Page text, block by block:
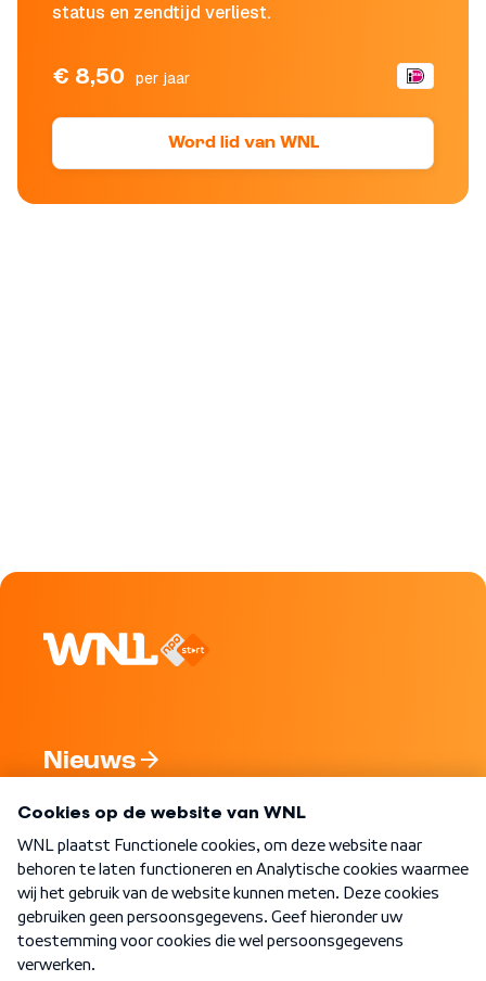
status en zendtijd verliest.
€ 8,50 per jaar
Word lid van WNL
Nieuws
Nieuwsbrief
Word Lid